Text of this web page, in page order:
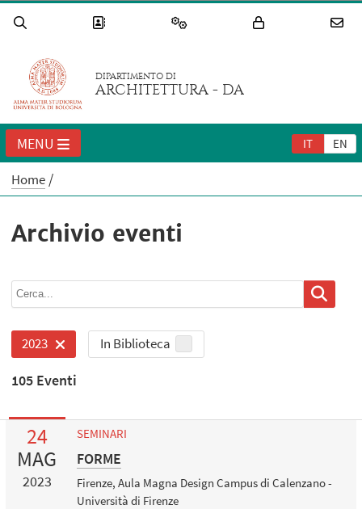
DIPARTIMENTO DI
ARCHITETTURA - DA
IT EN
MENU
Home
Archivio eventi
2023 In Biblioteca
105 Eventi
24
MAG
2023
SEMINARI
FORME
Firenze, Aula Magna Design Campus di Calenzano -
Università di Firenze